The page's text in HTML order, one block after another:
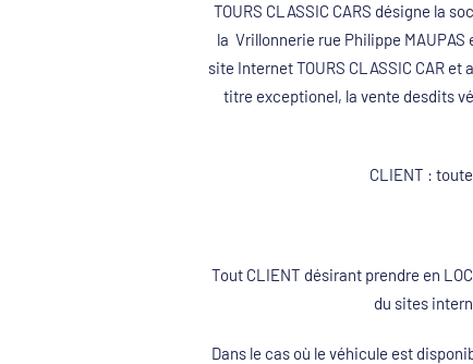
TOURS CLASSIC CARS désigne la
la Vrillonnerie rue Philippe
site Internet TOURS CLASSIC CAR
titre exceptionel, la vente desdits
CLIENT :
Tout CLIENT désirant prendre en
du sites
Dans le cas où le véhicule est